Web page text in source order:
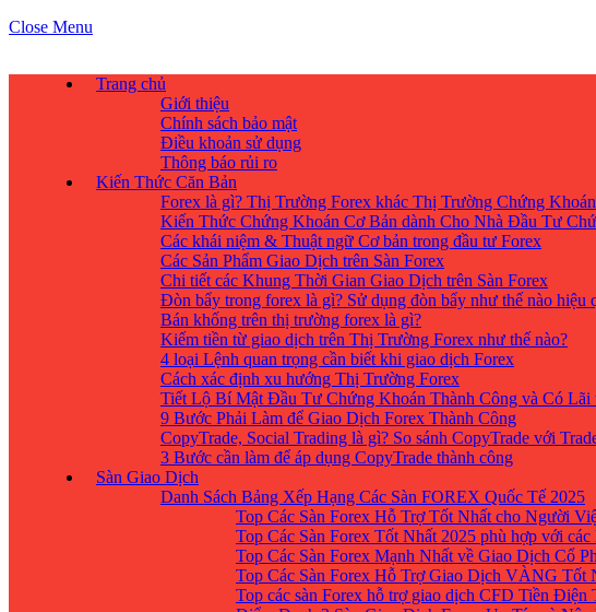
Close Menu
Trang chủ
Giới thiệu
Chính sách bảo mật
Điều khoản sử dụng
Thông báo rủi ro
Kiến Thức Căn Bản
Forex là gì? Thị Trường Forex khác Thị Trường Chứng
Kiến Thức Chứng Khoán Cơ Bản dành Cho Nhà Đầu Tư
Các khái niệm & Thuật ngữ Cơ bản trong đầu tư Forex
Các Sản Phẩm Giao Dịch trên Sàn Forex
Chi tiết các Khung Thời Gian Giao Dịch trên Sàn Forex
Đòn bẩy trong forex là gì? Sử dụng đòn bẩy như thế nào hiệu
Bán khống trên thị trường forex là gì?
Kiếm tiền từ giao dịch trên Thị Trường Forex như thế nào?
4 loại Lệnh quan trọng cần biết khi giao dịch Forex
Cách xác định xu hướng Thị Trường Forex
Tiết Lộ Bí Mật Đầu Tư Chứng Khoán Thành Công và Có Lãi
9 Bước Phải Làm để Giao Dịch Forex Thành Công
CopyTrade, Social Trading là gì? So sánh CopyTrade với
3 Bước cần làm để áp dụng CopyTrade thành công
Sàn Giao Dịch
Danh Sách Bảng Xếp Hạng Các Sàn FOREX Quốc Tế 2025
Top Các Sàn Forex Hỗ Trợ Tốt Nhất cho Người
Top Các Sàn Forex Tốt Nhất 2025 phù hợp với
Top Các Sàn Forex Mạnh Nhất về Giao Dịch Cổ
Top Các Sàn Forex Hỗ Trợ Giao Dịch VÀNG Tốt
Top các sàn Forex hỗ trợ giao dịch CFD Tiền Điện